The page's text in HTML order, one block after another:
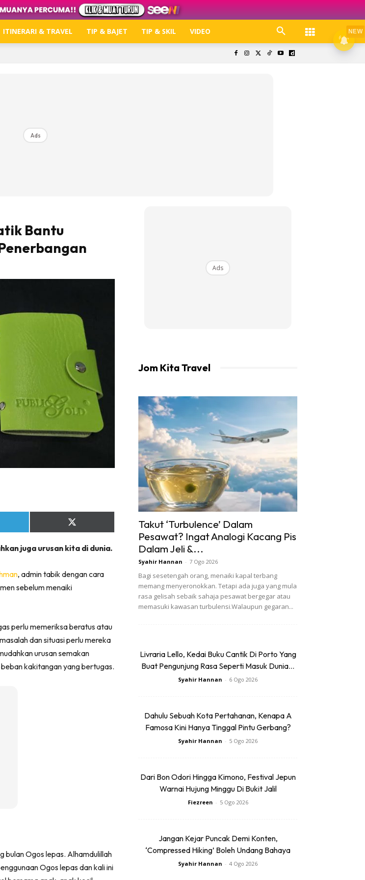
tempat healing dan relax dengan LIBUR.
ITINERARI & TRAVEL TIP & BAJET TIP & SKIL VIDEO
Ads
Bantu
Share
on
(Twitter)
juga urusan kita di dunia.
, admin tabik dengan cara
sebelum menaiki
perlu memeriksa beratus atau
dan situasi perlu mereka
urusan semakan
kakitangan yang bertugas.
bulan Ogos lepas. Alhamdulillah
Ogos lepas dan kali ini
Ads
Jom Kita Travel
Takut ‘Turbulence’ Dalam
Pesawat? Ingat Analogi Kacang Pis
Dalam Jeli &...
Syahir Hannan - 7 Ogo 2026
Bagi sesetengah orang, menaiki kapal terbang
memang menyeronokkan. Tetapi ada juga yang mula
rasa gelisah sebaik sahaja pesawat bergegar atau
memasuki kawasan turbulensi.Walaupun gegaran...
Livraria Lello, Kedai Buku Cantik Di Porto Yang
Buat Pengunjung Rasa Seperti Masuk Dunia...
Syahir Hannan - 6 Ogo 2026
Dahulu Sebuah Kota Pertahanan, Kenapa A
Famosa Kini Hanya Tinggal Pintu Gerbang?
Syahir Hannan - 5 Ogo 2026
Dari Bon Odori Hingga Kimono, Festival Jepun
Warnai Hujung Minggu Di Bukit Jalil
Fiezreen - 5 Ogo 2026
Jangan Kejar Puncak Demi Konten,
‘Compressed Hiking’ Boleh Undang Bahaya
Syahir Hannan - 4 Ogo 2026
NEW